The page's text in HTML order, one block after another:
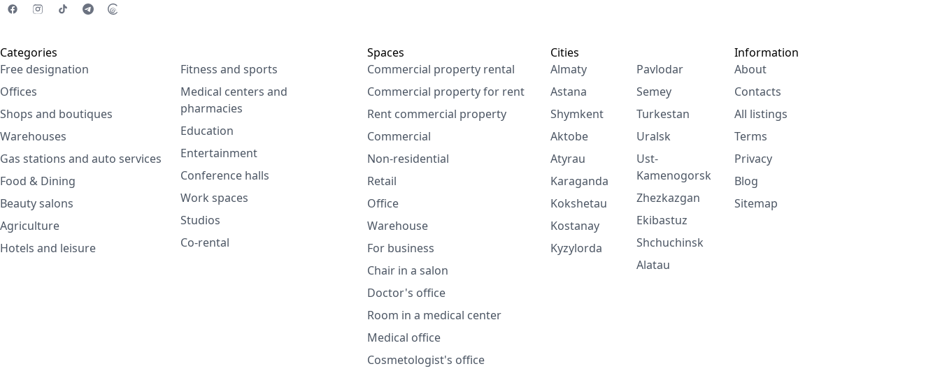
Categories
Free designation
Offices
Shops and boutiques
Warehouses
Gas stations and auto services
Food & Dining
Beauty salons
Agriculture
Hotels and leisure
Fitness and sports
Medical centers and
pharmacies
Education
Entertainment
Conference halls
Work spaces
Studios
Co-rental
Spaces
Commercial property rental
Commercial property for rent
Rent commercial property
Commercial
Non-residential
Retail
Office
Warehouse
For business
Chair in a salon
Doctor's office
Room in a medical center
Medical office
Cosmetologist's office
Cities
Almaty
Astana
Shymkent
Aktobe
Atyrau
Karaganda
Kokshetau
Kostanay
Kyzylorda
Pavlodar
Semey
Turkestan
Uralsk
Ust-
Kamenogorsk
Zhezkazgan
Ekibastuz
Shchuchinsk
Alatau
Information
About
Contacts
All listings
Terms
Privacy
Blog
Sitemap